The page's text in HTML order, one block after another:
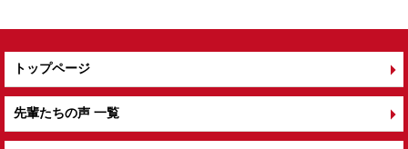
トップページ
先輩たちの声 一覧